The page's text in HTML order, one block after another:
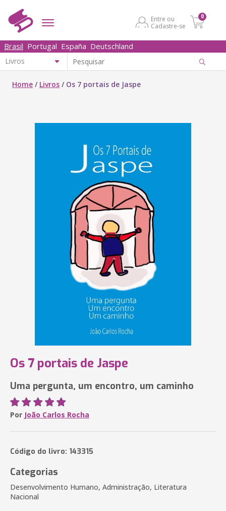
Entre ou
Cadastre-se
0
Brasil Portugal España Deutschland
Home / Livros / Os 7 portais de Jaspe
Os 7 portais de Jaspe
Uma pergunta, um encontro, um caminho
Por João Carlos Rocha
Código do livro: 143315
Categorias
Desenvolvimento Humano, Administração, Literatura
Nacional